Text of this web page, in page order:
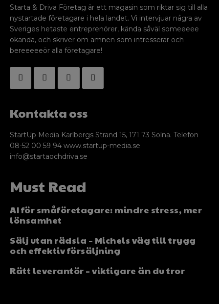
Starta & Driva Företag är ett magasin som riktar sig till alla
nystartade företagare i hela landet. Vi intervjuar några av
Sveriges hetaste entreprenörer, kända såväl someeeee
okända, och skriver om ämnen som intresserar och
bereeeeeör alla företagare!
Kontakta oss
StartUp Media Karlbergs Strand 15, 171 73 Solna. Telefon
08-52 00 59 94 www.startup-media.se
info@startaochdriva.se
Must Read
AI för småföretagare: mindre stress, mer
lönsamhet
Sälj utan rädsla – Michels väg till trygg
och effektiv försäljning
Rätt leverantör – viktigare än du tror